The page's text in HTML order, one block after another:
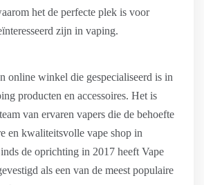
het de perfecte plek is voor
zijn in vaping.
online winkel die gespecialiseerd is in
producten en accessoires. Het is
van ervaren vapers die de behoefte
en kwaliteitsvolle vape shop in
de oprichting in 2017 heeft Vape
als een van de meest populaire